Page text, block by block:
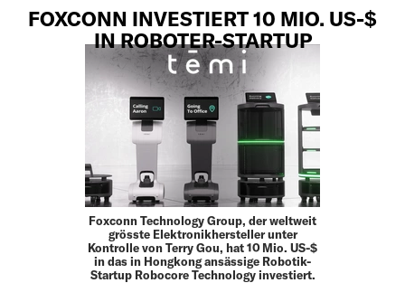
FOXCONN INVESTIERT 10 MIO. US-$
IN ROBOTER-STARTUP
Foxconn Technology Group, der weltweit
grösste Elektronikhersteller unter
Kontrolle von Terry Gou, hat 10 Mio. US-$
in das in Hongkong ansässige Robotik-
Startup Robocore Technology investiert.